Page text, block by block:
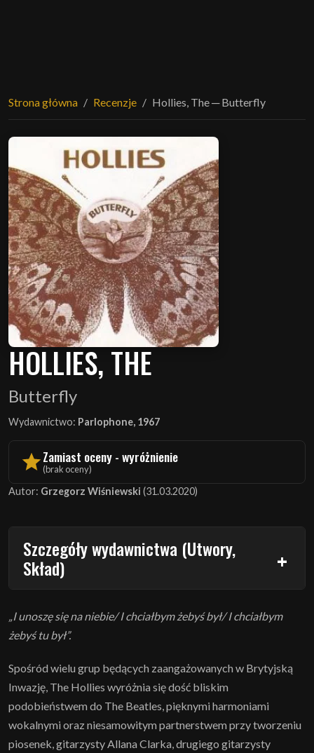
Strona główna Recenzje Hollies, The ─ Butterfly
HOLLIES, THE
Butterfly
Wydawnictwo: Parlophone, 1967
Zamiast oceny - wyróżnienie
(brak oceny)
Autor: Grzegorz Wiśniewski (31.03.2020)
Szczegóły wydawnictwa (Utwory,
Skład)
„I unoszę się na niebie/ I chciałbym żebyś był/ I chciałbym
żebyś tu był”.
Spośród wielu grup będących zaangażowanych w Brytyjską
Inwazję, The Hollies wyróżnia się dość bliskim
podobieństwem do The Beatles, pięknymi harmoniami
wokalnymi oraz niesamowitym partnerstwem przy tworzeniu
piosenek, gitarzysty Allana Clarka, drugiego gitarzysty